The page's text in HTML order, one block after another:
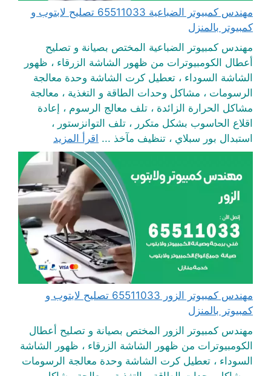
مهندس كمبيوتر الضباعية 65511033 تصليح لابتوب و
كمبيوتر بالمنزل
مهندس كمبيوتر الضباعية المختص بصيانة و تصليح
أعطال الكومبيوترات من ظهور الشاشة الزرقاء ، ظهور
الشاشة السوداء ، تعطيل كرت الشاشة وحدة معالجة
الرسومات ، مشاكل وحدات الطاقة و التغذية ، معالجة
مشاكل الحرارة الزائدة ، تلف معالج الرسوم ، إعادة
اقلاع الحاسوب بشكل متكرر ، تلف التوانزستور ،
استبدال بور سبلاي ، تنظيف مآخذ ... اقرأ المزيد
مهندس كمبيوتر الزور 65511033 تصليح لابتوب و
كمبيوتر بالمنزل
مهندس كمبيوتر الزور المختص بصيانة و تصليح أعطال
الكومبيوترات من ظهور الشاشة الزرقاء ، ظهور الشاشة
السوداء ، تعطيل كرت الشاشة وحدة معالجة الرسومات